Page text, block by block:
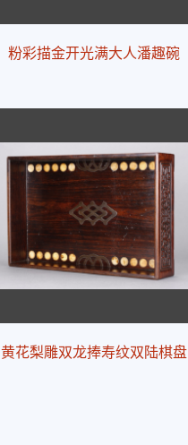
粉彩描金开光满大人潘趣碗
黄花梨雕双龙捧寿纹双陆棋盘